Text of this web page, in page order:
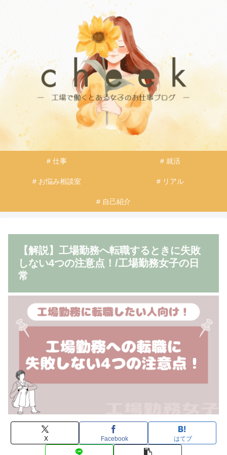
# 仕事 # 就活
# お悩み相談室 # リアル
# 自己紹介
【解説】工場勤務へ転職するときに失敗
しない4つの注意点！/工場勤務女子の日
常
X Facebook はてブ